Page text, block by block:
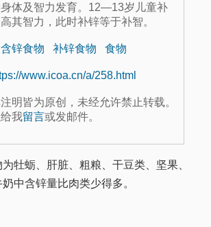
体及智力发育。12—13岁儿童补
其智力，此时补锌等于补智。
含锌食物 补锌食物 食物
www.icoa.cn/a/258.html
明皆为原创，未经允许禁止转载。
我留言或发邮件。
牡蛎、肝脏、粗粮、干豆类、坚果、
中含锌量比肉类少得多。